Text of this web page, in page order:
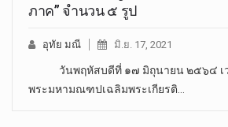
ภาค” จำนวน ๕ รูป
อุทัย มณี มิ.ย. 17, 2021
วันพฤหัสบดีที่ ๑๗ มิถุนายน ๒๕๖๔ เ
พระมหามณฑปเฉลิมพระเกียรติ…